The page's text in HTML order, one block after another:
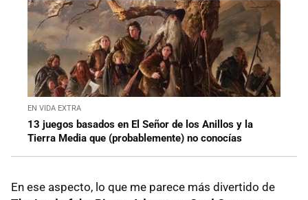
EN VIDA EXTRA
13 juegos basados en El Señor de los Anillos y la
Tierra Media que (probablemente) no conocías
En ese aspecto, lo que me parece más divertido de